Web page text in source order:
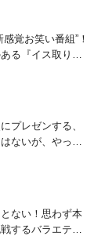
覚お笑い番組”！
る『イス取りゲ
ギャグ・モノボ
人がショートネ
プレゼンする、
ないが、やって
いう“机上の空
って挑む！
ない！思わず本
するバラエティ